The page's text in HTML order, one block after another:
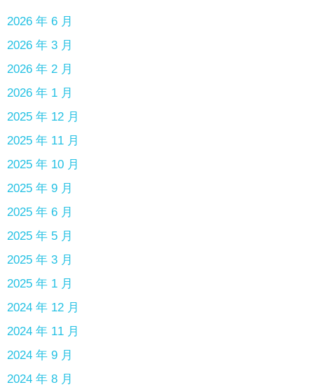
2026 年 6 月
2026 年 3 月
2026 年 2 月
2026 年 1 月
2025 年 12 月
2025 年 11 月
2025 年 10 月
2025 年 9 月
2025 年 6 月
2025 年 5 月
2025 年 3 月
2025 年 1 月
2024 年 12 月
2024 年 11 月
2024 年 9 月
2024 年 8 月